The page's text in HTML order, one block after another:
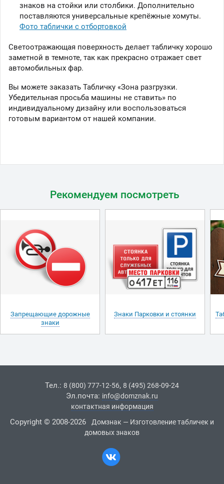
знаков на стойки или столбики. Дополнительно
поставляются универсальные крепёжные хомуты.
Фото таблички с отбортовкой
Светоотражающая поверхность делает табличку хорошо
заметной в темноте, так как прекрасно отражает свет
автомобильных фар.
Вы можете заказать Табличку «Зона разгрузки.
Убедительная просьба машины не ставить» по
индивидуальному дизайну или воспользоваться
готовым вариантом от нашей компании.
Рекомендуем посмотреть
Запрещающие дорожные
знаки
Знаки Парковки и стоянки
Тел.: 8 (800) 777-12-56, 8 (495) 268-09-24
Эл.почта: info@domznak.ru
контактная информация
Copyright © 2008-2026
Домзнак — Изготовление табличек и
домовых знаков